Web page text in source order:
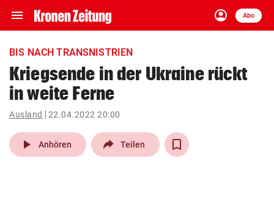
menu Navigation
ein-/ausklappen
account_circle
Anmelden
Abo
close Schließen
account_circle Anmelden
pin_drop
Wien arrow_right
BIS NACH TRANSNISTRIEN
Kriegsende in der Ukraine rückt
in weite Ferne
Ausland 22.04.2022 20:00
play_arrow Anhören Teilen